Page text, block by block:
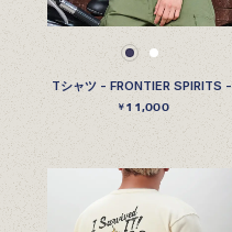
Tシャツ - FRONTIER SPIRITS -
￥11,000